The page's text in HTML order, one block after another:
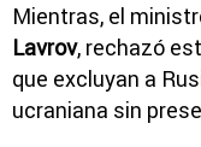
Mientras, el
Lavrov, rechazó
que excluyan a
ucraniana sin